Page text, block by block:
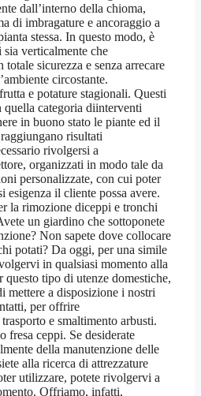
dall’interno della chioma,
di imbragature e ancoraggio a
stessa. In questo modo, è
verticalmente che
sicurezza e senza arrecare
circostante.
e potature stagionali. Questi
categoria diinterventi
in buono stato le piante ed il
risultati
rivolgersi a
organizzati in modo tale da
personalizzate, con cui poter
esigenza il cliente possa avere.
la rimozione diceppi e tronchi
un giardino che sottoponete
Non sapete dove collocare
potati? Da oggi, per una simile
in qualsiasi momento alla
questo tipo di utenze domestiche,
mettere a disposizione i nostri
per offrire
e smaltimento arbusti.
fresa ceppi. Se desiderate
della manutenzione delle
alla ricerca di attrezzature
utilizzare, potete rivolgervi a
Offriamo, infatti,